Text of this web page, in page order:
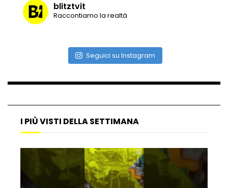
Lamborghini sulla neve: la bravata
cisterna in fiamme
Droni nel cielo di Caracas: il messaggio
Fiamme dal motore e aereo con 388
persone a bordo fuori pista
blitztvit
Raccontiamo la realtà
Seguici su Instagram
I PIÙ VISTI DELLA SETTIMANA